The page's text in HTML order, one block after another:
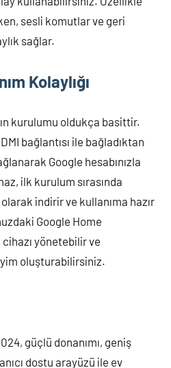
sesli komutlar ve geri
sağlar.
Kolaylığı
kurulumu oldukça basittir.
bağlantısı ile bağladıktan
Google hesabınızla
ilk kurulum sırasında
indirir ve kullanıma hazır
Google Home
yönetebilir ve
oluşturabilirsiniz.
güçlü donanımı, geniş
dostu arayüzü ile ev